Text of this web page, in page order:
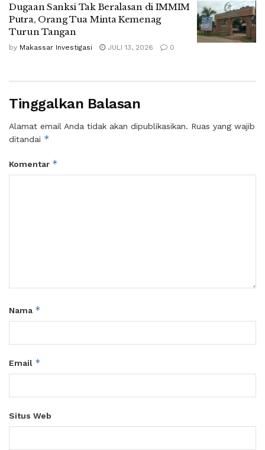
Dugaan Sanksi Tak Beralasan di IMMIM
Putra, Orang Tua Minta Kemenag
Turun Tangan
by Makassar Investigasi JULI 13, 2026 0
Tinggalkan Balasan
Alamat email Anda tidak akan dipublikasikan. Ruas yang wajib
ditandai *
Komentar *
Nama *
Email *
Situs Web